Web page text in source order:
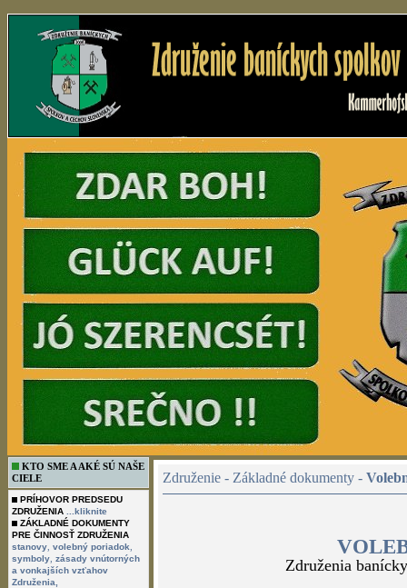
KTO SME A AKÉ SÚ NAŠE
CIELE
PRÍHOVOR PREDSEDU
ZDRUŽENIA
...kliknite
ZÁKLADNÉ DOKUMENTY
PRE ČINNOSŤ ZDRUŽENIA
stanovy volebný poriadok
symboly zásady vnútorných
a vonkajších vzťahov
Združenia,
Združenie - Základné dokumenty -
Združenia